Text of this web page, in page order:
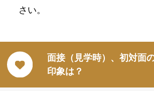
さい。
面接（見学時）、初対面
印象は？